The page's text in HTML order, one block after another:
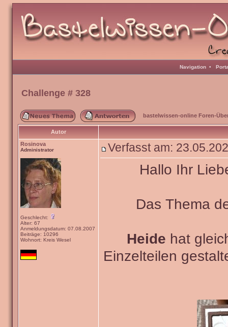
Navigation •
Challenge # 328
bastelwissen-online Foren-
Autor
Rosinova
Administrator
Geschlecht:
Alter: 67
Anmeldungsdatum: 07.08.2007
Beiträge: 10296
Wohnort: Kreis Wesel
Verfasst am:
Hallo Ihr
Das Thema
Heide hat
Einzelteilen